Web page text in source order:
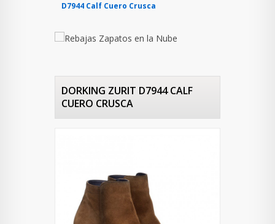
D7944 Calf Cuero Crusca
DORKING ZURIT D7944 CALF
CUERO CRUSCA